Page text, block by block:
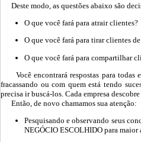
Deste modo, as questões abaixo são
O que você fará para atrair clientes?
O que você fará para tirar clientes
O que você fará para compartilhar
Você encontrará respostas para todas
fracassando ou com quem está tendo
precisa ir buscá-los. Cada empresa
Então, de novo chamamos sua atenção:
Pesquisando e observando seus
NEGÓCIO ESCOLHIDO para maior